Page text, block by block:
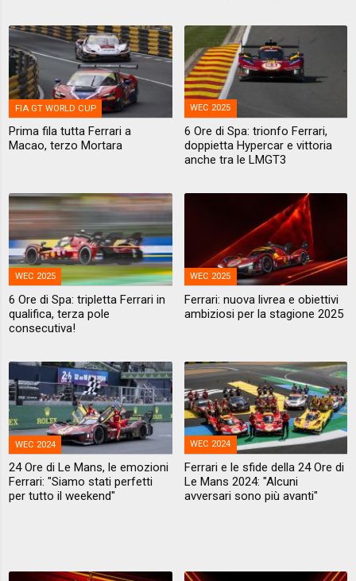
FIA GT WORLD CUP
Prima fila tutta Ferrari a
Macao, terzo Mortara
WEC 2025
6 Ore di Spa: trionfo Ferrari,
doppietta Hypercar e vittoria
anche tra le LMGT3
WEC 2025
6 Ore di Spa: tripletta Ferrari in
qualifica, terza pole
consecutiva!
WEC 2025
Ferrari: nuova livrea e obiettivi
ambiziosi per la stagione 2025
WEC 2024
24 Ore di Le Mans, le emozioni
Ferrari: "Siamo stati perfetti
per tutto il weekend"
WEC 2024
Ferrari e le sfide della 24 Ore di
Le Mans 2024: "Alcuni
avversari sono più avanti"